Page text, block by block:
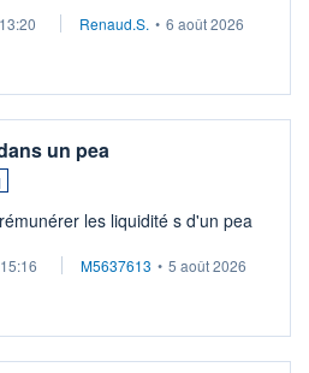
tip top pour sa retraite.
13:20 Renaud.S. • 6 août 2026
un pea
les liquidité s d'un pea
15:16 M5637613 • 5 août 2026